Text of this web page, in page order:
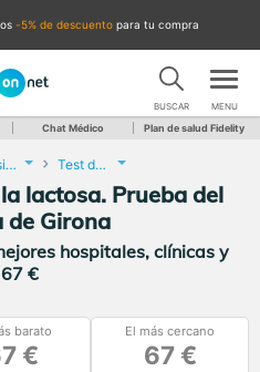
-5% de descuento para tu compra
BUSCAR MENU
Chat Médico Plan de salud Fidelity
Análisis Clínicos Test de intolerancia a la lactosa. Prueba del aliento
lactosa. Prueba del
de Girona
hospitales, clínicas y
€
barato
€
El más cercano
67 €